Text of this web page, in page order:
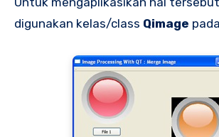
digunakan kelas/class Qimage